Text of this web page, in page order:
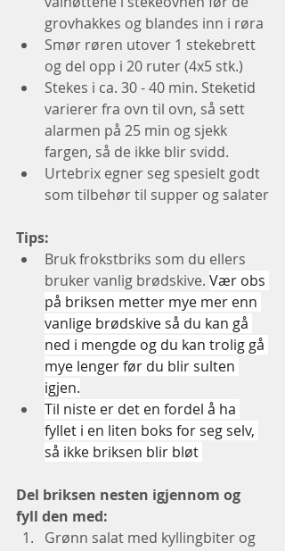
grovhakkes og blandes inn i røra
Smør røren utover 1 stekebrett
og del opp i 20 ruter (4x5 stk.)
Stekes i ca. 30 - 40 min. Steketid
varierer fra ovn til ovn, så sett
alarmen på 25 min og sjekk
fargen, så de ikke blir svidd.
Urtebrix egner seg spesielt godt
som tilbehør til supper og salater
Tips:
Bruk frokstbriks som du ellers
bruker vanlig brødskive. Vær obs
på briksen metter mye mer enn
vanlige brødskive så du kan gå
ned i mengde og du kan trolig gå
mye lenger før du blir sulten
igjen.
Til niste er det en fordel å ha
fyllet i en liten boks for seg selv,
så ikke briksen blir bløt
Del briksen nesten igjennom og
fyll den med:
Grønn salat med kyllingbiter og